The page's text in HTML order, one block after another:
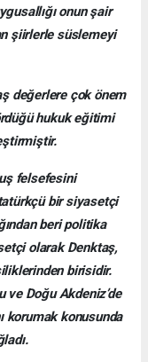
onun şair
şiirlerle süslemeyi
değerlere çok önem
hukuk eğitimi
felsefesini
bir siyasetçi
beri politika
olarak Denktaş,
birisidir.
ve Doğu Akdeniz’de
korumak konusunda